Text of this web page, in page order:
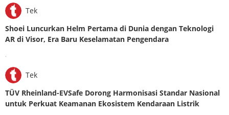
Tek
Shoei Luncurkan Helm Pertama di Dunia dengan Teknologi
AR di Visor, Era Baru Keselamatan Pengendara
Tek
TÜV Rheinland-EVSafe Dorong Harmonisasi Standar Nasional
untuk Perkuat Keamanan Ekosistem Kendaraan Listrik